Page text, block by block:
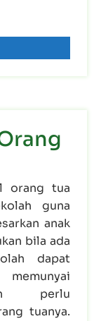
orang tua
guna
anak
bila ada
dapat
perlu
tuanya.